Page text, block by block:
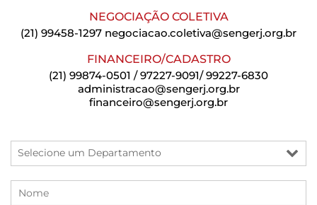
NEGOCIAÇÃO COLETIVA
(21) 99458-1297 negociacao.coletiva@sengerj.org.br
FINANCEIRO/CADASTRO
(21) 99874-0501 / 97227-9091/ 99227-6830
administracao@sengerj.org.br
financeiro@sengerj.org.br